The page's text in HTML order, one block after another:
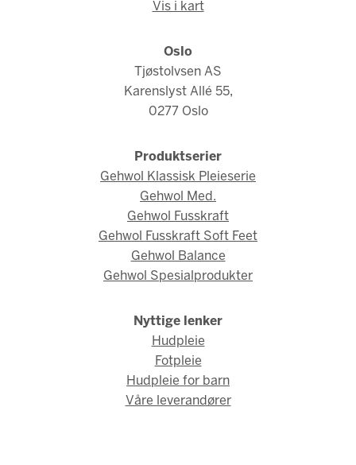
Vis i kart
Oslo
Tjøstolvsen AS
Karenslyst Allé 55,
0277 Oslo
Produktserier
Gehwol Klassisk Pleieserie
Gehwol Med.
Gehwol Fusskraft
Gehwol Fusskraft Soft Feet
Gehwol Balance
Gehwol Spesialprodukter
Nyttige lenker
Hudpleie
Fotpleie
Hudpleie for barn
Våre leverandører